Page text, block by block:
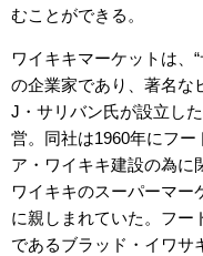
むことができる。
ワイキキマーケットは、
の企業家であり、著名な
J・サリバン氏が設立し
営。同社は1960年にフー
ア・ワイキキ建設の為に
ワイキキのスーパーマー
に親しまれていた。フー
であるブラッド・イワサ